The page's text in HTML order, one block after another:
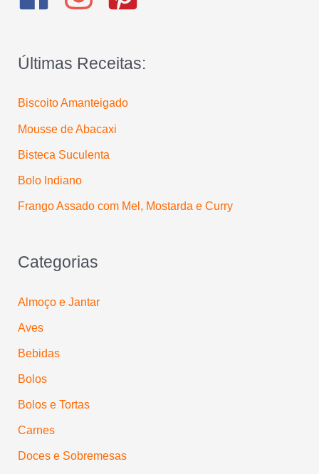
r
o
r
:
Últimas Receitas:
Biscoito Amanteigado
Mousse de Abacaxi
Bisteca Suculenta
Bolo Indiano
Frango Assado com Mel, Mostarda e Curry
Categorias
Almoço e Jantar
Aves
Bebidas
Bolos
Bolos e Tortas
Carnes
Doces e Sobremesas